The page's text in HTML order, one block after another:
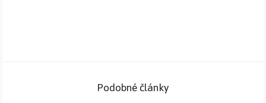
Podobné články